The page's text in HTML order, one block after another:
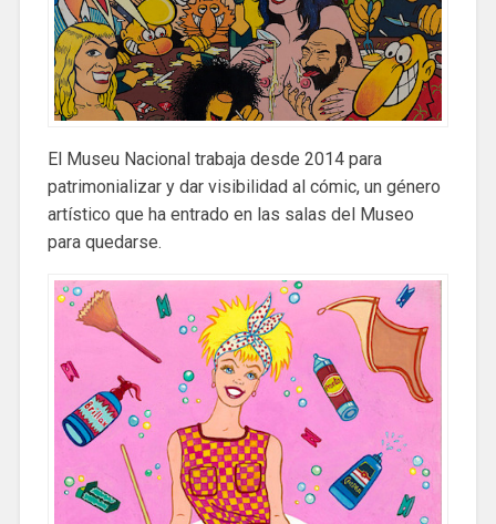
El Museu Nacional trabaja desde 2014 para
patrimonializar y dar visibilidad al cómic, un género
artístico que ha entrado en las salas del Museo
para quedarse.